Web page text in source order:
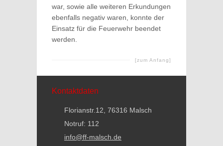
war, sowie alle weiteren Erkundungen
ebenfalls negativ waren, konnte der
Einsatz für die Feuerwehr beendet
werden.
[zum Anfang]
Kontaktdaten
Florianstr.12, 76316 Malsch
Notruf: 112
info@ff-malsch.de